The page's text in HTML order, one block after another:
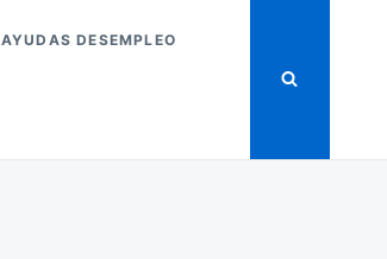
AYUDAS DESEMPLEO